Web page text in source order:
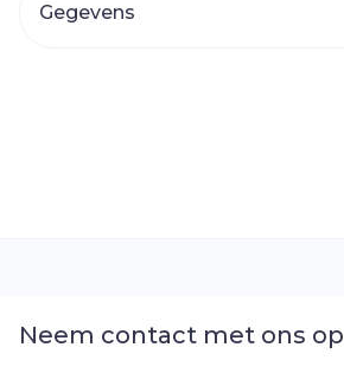
Gegevens
Neem contact met ons op